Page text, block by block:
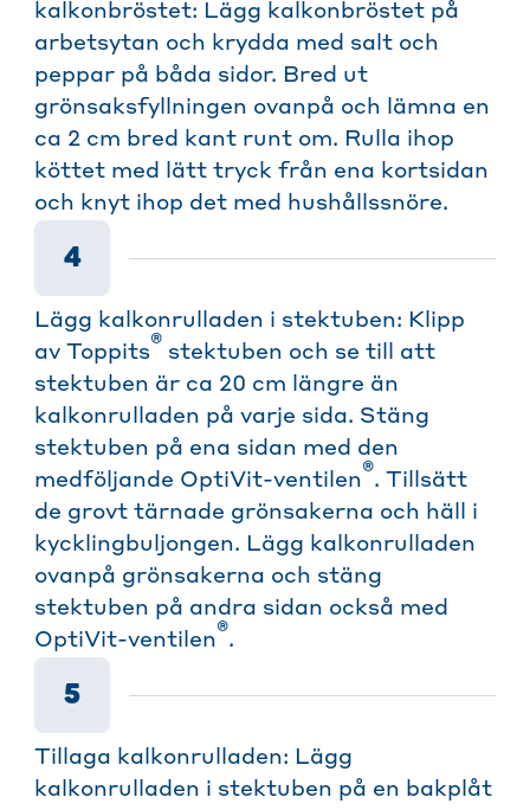
kalkonbröstet: Lägg kalkonbröstet på
arbetsytan och krydda med salt och
peppar på båda sidor. Bred ut
grönsaksfyllningen ovanpå och lämna en
ca 2 cm bred kant runt om. Rulla ihop
köttet med lätt tryck från ena kortsidan
och knyt ihop det med hushållssnöre.
4
Lägg kalkonrulladen i stektuben: Klipp
av Toppits® stektuben och se till att
stektuben är ca 20 cm längre än
kalkonrulladen på varje sida. Stäng
stektuben på ena sidan med den
medföljande OptiVit-ventilen®. Tillsätt
de grovt tärnade grönsakerna och häll i
kycklingbuljongen. Lägg kalkonrulladen
ovanpå grönsakerna och stäng
stektuben på andra sidan också med
OptiVit-ventilen®.
5
Tillaga kalkonrulladen: Lägg
kalkonrulladen i stektuben på en bakplåt